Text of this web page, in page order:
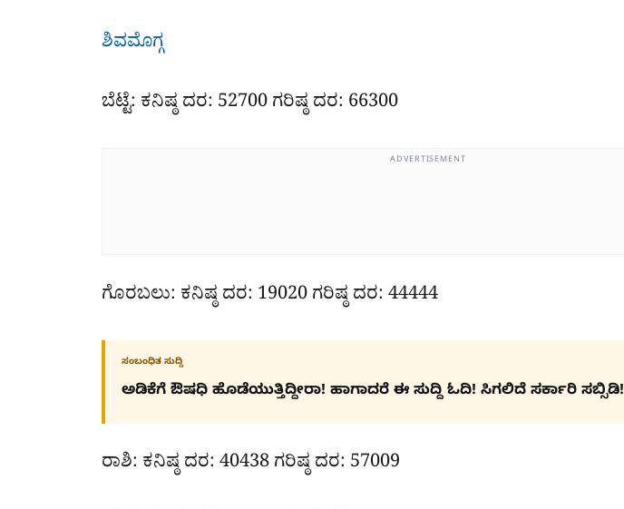
ಶಿವಮೊಗ್ಗ
ಬೆಟ್ಟೆ: ಕನಿಷ್ಠ ದರ: 52700 ಗರಿಷ್ಠ ದರ: 66300
ADVERTISEMENT
ಗೊರಬಲು: ಕನಿಷ್ಠ ದರ: 19020 ಗರಿಷ್ಠ ದರ: 44444
ಸಂಬಂಧಿತ ಸುದ್ದಿ
ಅಡಿಕೆಗೆ ಔಷಧಿ ಹೊಡೆಯುತ್ತಿದ್ದೀರಾ! ಹಾಗಾದರೆ ಈ ಸುದ್ದಿ ಓದಿ! ಸಿಗಲಿದೆ ಸರ್ಕಾರಿ ಸಬ್ಸಿಡಿ!
ರಾಶಿ: ಕನಿಷ್ಠ ದರ: 40438 ಗರಿಷ್ಠ ದರ: 57009